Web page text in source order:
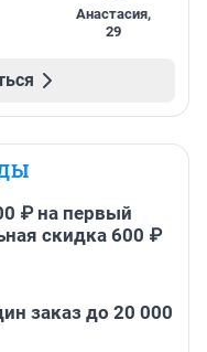
Анастасия,
29
₽ на первый
скидка 600 ₽
заказ до 20 000